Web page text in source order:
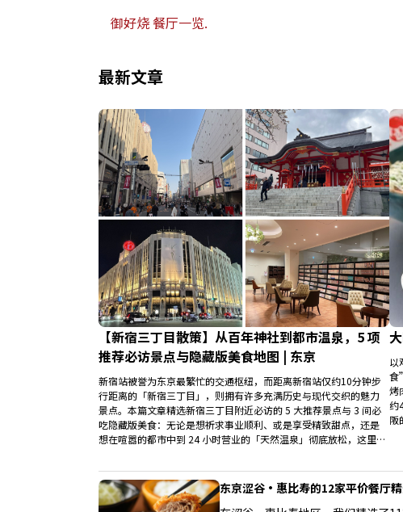
御好烧 餐厅一览.
最新文章
【新宿三丁目散策】从百年神社到都市温泉，5 项
推荐必访景点与隐藏版美食地图 | 东京
新宿站被誉为东京最繁忙的交通枢纽，而距离新宿站仅约10分钟步
行距离的「新宿三丁目」，则拥有许多充满历史与现代交织的魅力
景点。本篇文章精选新宿三丁目附近必访的 5 大推荐景点与 3 间必
吃隐藏版美食：无论是想祈求事业顺利、或是享受精致甜点，还是
想在喧嚣的都市中到 24 小时营业的「天然温泉」彻底放松，这里都
合聚会的文字烧热门店都能找到。来跟着这篇散策攻略，一起探索
新宿三丁目吧！
以
食
烤
约
阪
东京涩谷・惠比寿的12家平价餐厅